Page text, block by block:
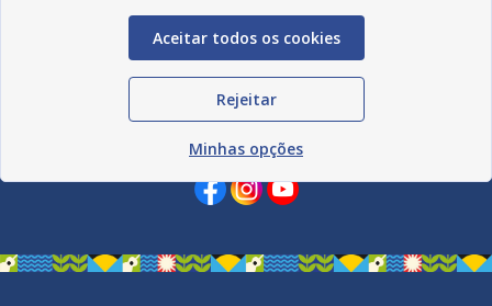
Redes Sociais
Aceitar todos os cookies
Rejeitar
Minhas opções